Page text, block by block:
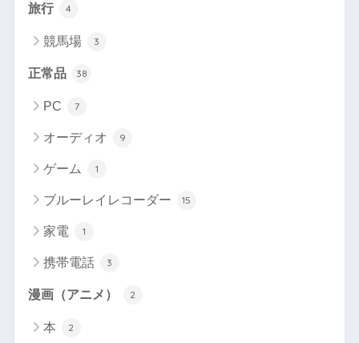
旅行 4
競馬場 3
正常品 38
PC 7
オーディオ 9
ゲーム 1
ブルーレイレコーダー 15
家電 1
携帯電話 3
漫画（アニメ） 2
本 2